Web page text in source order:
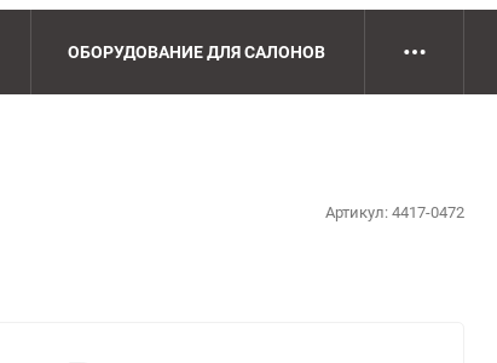
ОБОРУДОВАНИЕ ДЛЯ САЛОНОВ
Артикул:4417-0472